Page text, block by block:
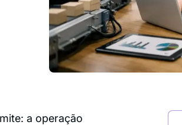
a operação